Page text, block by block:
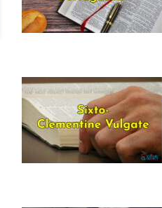
July 16, 2025
The
Vulgate
July 12, 2025